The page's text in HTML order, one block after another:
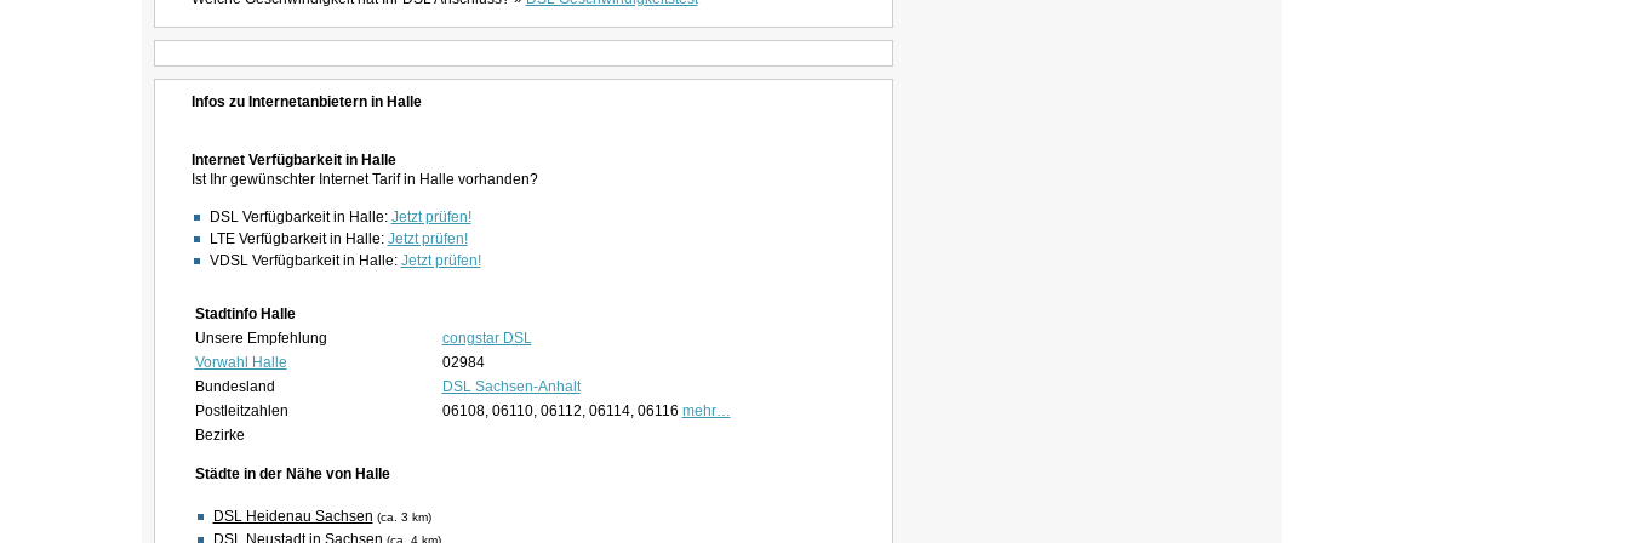
Infos zu Internetanbietern in Halle
Internet Verfügbarkeit in Halle
Ist Ihr gewünschter Internet Tarif in Halle vorhanden?
DSL Verfügbarkeit in Halle: Jetzt prüfen!
LTE Verfügbarkeit in Halle: Jetzt prüfen!
VDSL Verfügbarkeit in Halle: Jetzt prüfen!
Stadtinfo Halle
Unsere Empfehlung
congstar DSL
Vorwahl Halle
02984
Bundesland
DSL Sachsen-Anhalt
Postleitzahlen
06108, 06110, 06112, 06114, 06116 mehr…
Bezirke
Städte in der Nähe von Halle
DSL Heidenau Sachsen (ca. 3 km)
DSL Neustadt in Sachsen (ca. 4 km)